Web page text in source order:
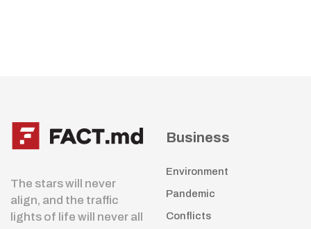
The stars will never
align, and the traffic
lights of life will never all
Business
Environment
Pandemic
Conflicts